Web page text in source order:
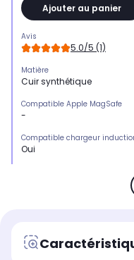
Ajouter au panier
Avis
5.0/5 (1)
Matière
Cuir synthétique
Compatible Apple MagSafe
-
Compatible chargeur
Oui
Marque compatible
Samsung